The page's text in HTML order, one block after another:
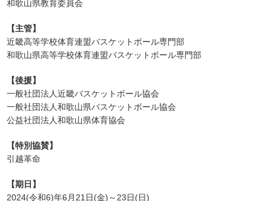
和歌山県教育委員会
【主管】
近畿高等学校体育連盟バスケットボール専門部
和歌山県高等学校体育連盟バスケットボール専門部
【後援】
一般社団法人近畿バスケットボール協会
一般社団法人和歌山県バスケットボール協会
公益社団法人和歌山県体育協会
【特別協賛】
引越革命
【期日】
2024(令和6)年6月21日(金)～23日(日)